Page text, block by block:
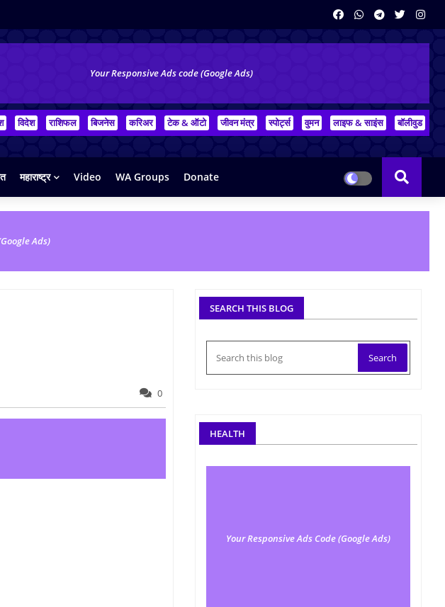
Your Responsive Ads code (Google Ads)
विदेश राशिफल बिजनेस करिअर टेक & ऑटो जीवन मंत्र स्पोर्ट्स वुमन लाइफ & साइंस बॉलीवुड
महाराष्ट्र Video WA Groups Donate
Ads)
0
SEARCH THIS BLOG
HEALTH
Your Responsive Ads Code (Google Ads)